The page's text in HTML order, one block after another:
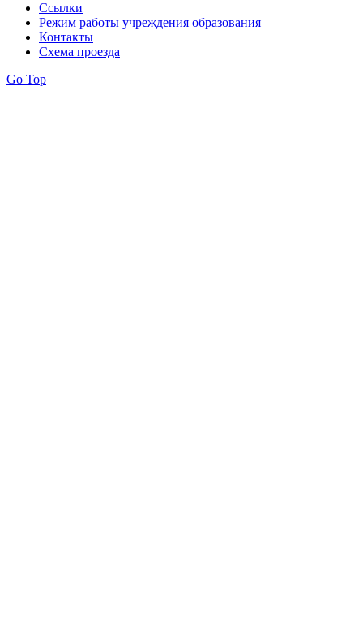
Ссылки
Режим работы учреждения образования
Контакты
Схема проезда
Go Top